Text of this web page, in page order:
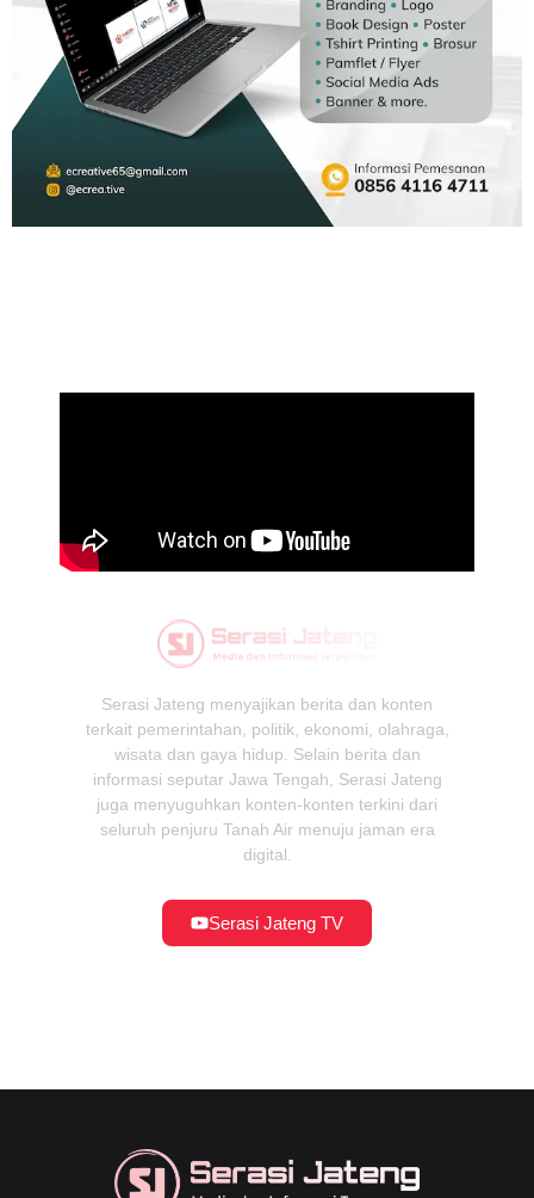
Serasi Jateng menyajikan berita dan konten
terkait pemerintahan, politik, ekonomi, olahraga,
wisata dan gaya hidup. Selain berita dan
informasi seputar Jawa Tengah, Serasi Jateng
juga menyuguhkan konten-konten terkini dari
seluruh penjuru Tanah Air menuju jaman era
digital.
Serasi Jateng TV